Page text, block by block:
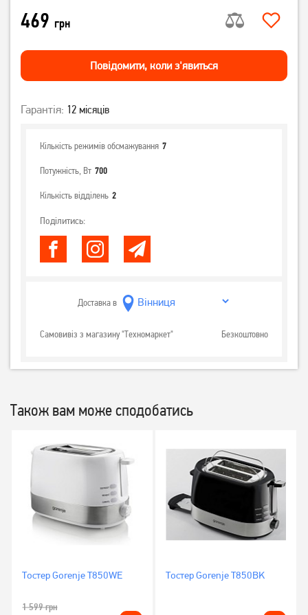
469 грн
Повiдомити, коли з'явиться
Гарантія: 12 місяців
Кількість режимів обсмажування 7
Потужність, Вт 700
Кількість відділень 2
Поділитись:
Доставка в
Самовивіз з магазину "Техномаркет" Безкоштовно
Також вам може сподобатись
Тостер Gorenje T850WE
1 599грн
Тостер Gorenje T850BK